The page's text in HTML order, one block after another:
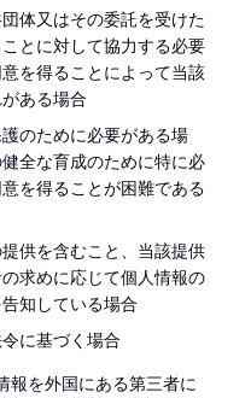
体又はその委託を受けた
とに対して協力する必要
を得ることによって当該
ある場合
のために必要がある場
全な育成のために特に必
を得ることが困難である
供を含むこと、当該提供
求めに応じて個人情報の
知している場合
に基づく場合
報を外国にある第三者に